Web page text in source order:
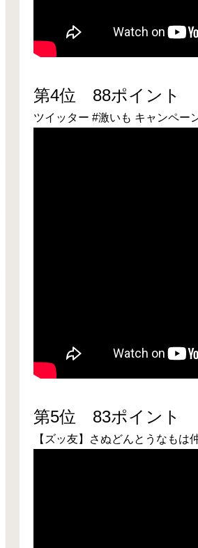
第4位 88ポイント
ツイッター #激いも キャンペー
第5位 83ポイント
【ズッ友】さぬどんとうなもは